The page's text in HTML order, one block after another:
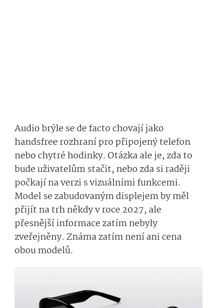
Audio brýle se de facto chovají jako
handsfree rozhraní pro připojený telefon
nebo chytré hodinky. Otázka ale je, zda to
bude uživatelům stačit, nebo zda si raději
počkají na verzi s vizuálními funkcemi.
Model se zabudovaným displejem by měl
přijít na trh někdy v roce 2027, ale
přesnější informace zatím nebyly
zveřejněny. Známa zatím není ani cena
obou modelů.